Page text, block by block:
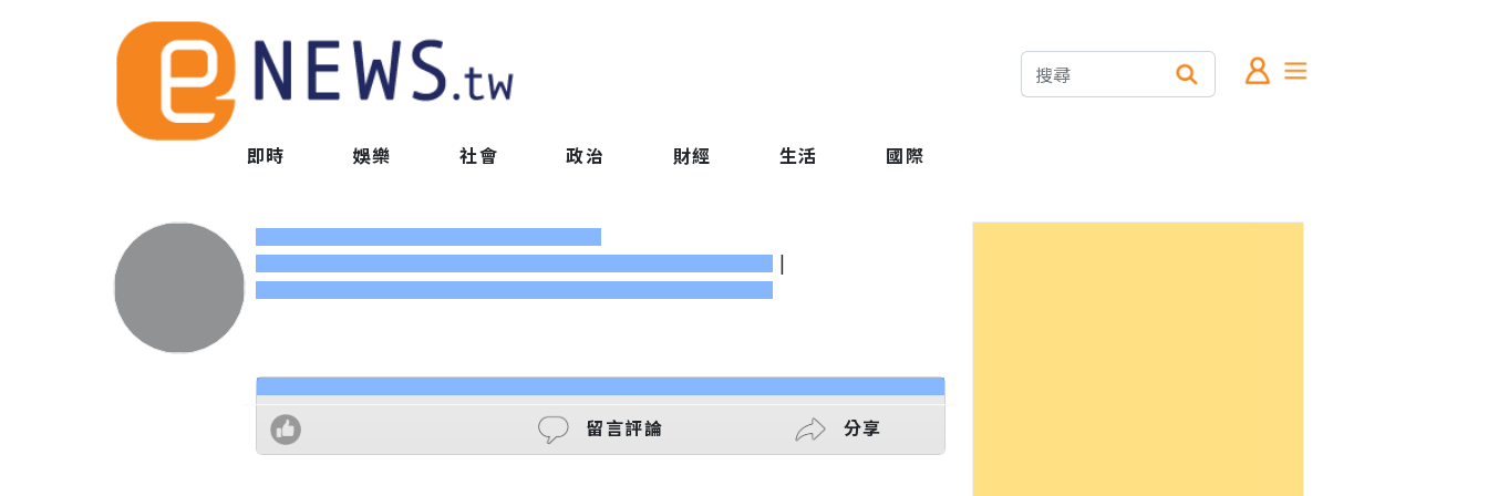
即時 娛樂 社會 政治 財經 生活 國際
|
留言評論 分享